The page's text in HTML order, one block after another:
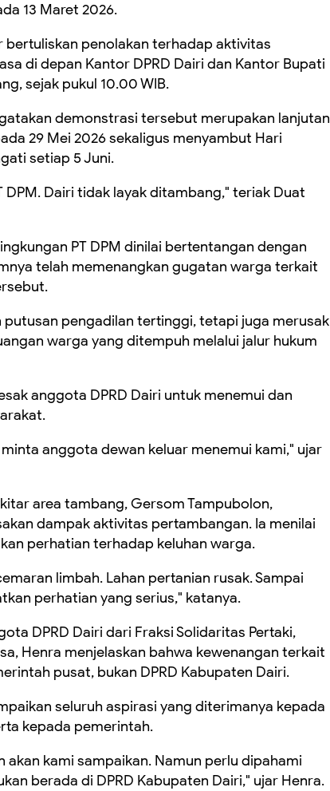
13 Maret 2026.
penolakan terhadap aktivitas
di depan Kantor DPRD Dairi dan Kantor Bupati
sejak pukul 10.00 WIB.
demonstrasi tersebut merupakan lanjutan
29 Mei 2026 sekaligus menyambut Hari
setiap 5 Juni.
DPM. Dairi tidak layak ditambang," teriak Duat
PT DPM dinilai bertentangan dengan
telah memenangkan gugatan warga terkait
putusan pengadilan tertinggi, tetapi juga merusak
warga yang ditempuh melalui jalur hukum
anggota DPRD Dairi untuk menemui dan
anggota dewan keluar menemui kami," ujar
area tambang, Gersom Tampubolon,
dampak aktivitas pertambangan. Ia menilai
perhatian terhadap keluhan warga.
limbah. Lahan pertanian rusak. Sampai
perhatian yang serius," katanya.
DPRD Dairi dari Fraksi Solidaritas Pertaki,
Henra menjelaskan bahwa kewenangan terkait
pusat, bukan DPRD Kabupaten Dairi.
seluruh aspirasi yang diterimanya kepada
kepada pemerintah.
kami sampaikan. Namun perlu dipahami
berada di DPRD Kabupaten Dairi," ujar Henra.